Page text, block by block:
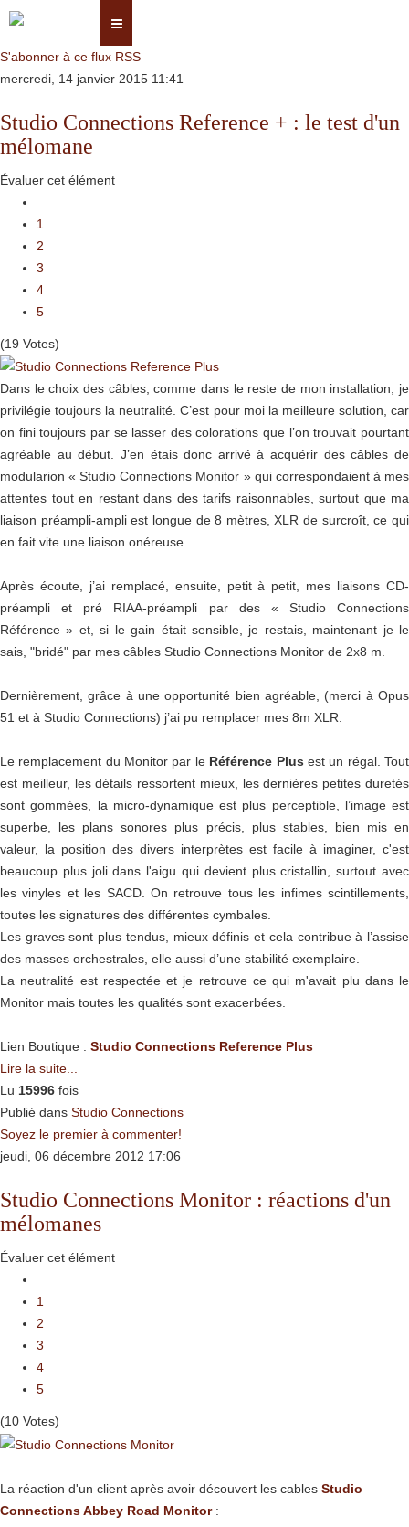
S'abonner à ce flux RSS
mercredi, 14 janvier 2015 11:41
Studio Connections Reference + : le test d'un
mélomane
Évaluer cet élément
1
2
3
4
5
(19 Votes)
Dans le choix des câbles, comme dans le reste de mon installation, je
privilégie toujours la neutralité. C’est pour moi la meilleure solution, car
on fini toujours par se lasser des colorations que l’on trouvait pourtant
agréable au début. J’en étais donc arrivé à acquérir des câbles de
modularion « Studio Connections Monitor » qui correspondaient à mes
attentes tout en restant dans des tarifs raisonnables, surtout que ma
liaison préampli-ampli est longue de 8 mètres, XLR de surcroît, ce qui
en fait vite une liaison onéreuse.
Après écoute, j’ai remplacé, ensuite, petit à petit, mes liaisons CD-
préampli et pré RIAA-préampli par des « Studio Connections
Référence » et, si le gain était sensible, je restais, maintenant je le
sais, "bridé" par mes câbles Studio Connections Monitor de 2x8 m.
Dernièrement, grâce à une opportunité bien agréable, (merci à Opus
51 et à Studio Connections) j’ai pu remplacer mes 8m XLR.
Le remplacement du Monitor par le Référence Plus est un régal. Tout
est meilleur, les détails ressortent mieux, les dernières petites duretés
sont gommées, la micro-dynamique est plus perceptible, l’image est
superbe, les plans sonores plus précis, plus stables, bien mis en
valeur, la position des divers interprètes est facile à imaginer, c'est
beaucoup plus joli dans l'aigu qui devient plus cristallin, surtout avec
les vinyles et les SACD. On retrouve tous les infimes scintillements,
toutes les signatures des différentes cymbales.
Les graves sont plus tendus, mieux définis et cela contribue à l’assise
des masses orchestrales, elle aussi d’une stabilité exemplaire.
La neutralité est respectée et je retrouve ce qui m'avait plu dans le
Monitor mais toutes les qualités sont exacerbées.
Lien Boutique : Studio Connections Reference Plus
Lire la suite...
Lu 15996 fois
Publié dans Studio Connections
Soyez le premier à commenter!
jeudi, 06 décembre 2012 17:06
Studio Connections Monitor : réactions d'un
mélomanes
Évaluer cet élément
1
2
3
4
5
(10 Votes)
La réaction d'un client après avoir découvert les cables Studio
Connections Abbey Road Monitor: